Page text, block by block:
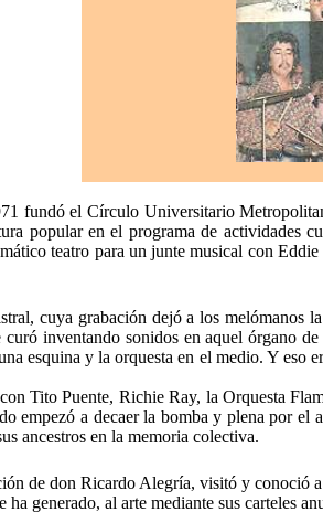
fundó el Círculo Universitario
popular en el programa de actividades
teatro para un junte musical con
cuya grabación dejó a los melómanos
inventando sonidos en aquel órgano
esquina y la orquesta en el medio. Y eso
Tito Puente, Richie Ray, la Orquesta
empezó a decaer la bomba y plena por
ancestros en la memoria colectiva.
de don Ricardo Alegría, visitó y conoció
ha generado, al arte mediante sus carteles